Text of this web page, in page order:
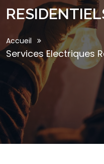
Accueil
Services Electriques